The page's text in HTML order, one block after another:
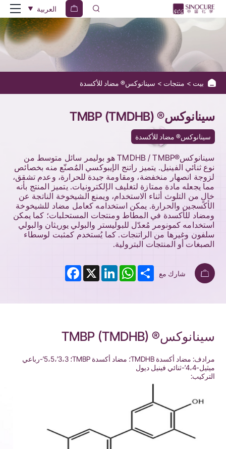
Sinanox®
TMBP
TMDHB
)
العربية
بيت منتجات سينانوكس® مضاد للأكسدة
سينانوكس® TMBP (TMDHB)
سينانوكس® مضاد للأكسدة
سينانوكس®TMDHB / TMBP هو بوليمر سائل متوسط من
نوع ثنائي الفينيل. يتميز راتنج الإيبوكسي المُصنّع منه بخصائص
لزوجة انصهار منخفضة، ومقاومة جيدة للحرارة، وعدم تشقق،
مما يجعله مادة ممتازة لتغليف الإلكترونيات. يتميز المنتج بأنه
خالٍ من التلوث أثناء الاستخدام، ويمنع الشيخوخة الناتجة عن
الأكسجين والحرارة. يمكن استخدامه كعامل مضاد للشيخوخة
ومضاد للأكسدة في المطاط ومنتجات المستحلبات؛ كما يمكن
استخدامه كمونومر مُعدّل للبوليستر والبولي يوريثان والبولي
سلفون وغيرها من الراتنجات. كما يُستخدم كمثبت لوسطاء
الصبغات أو المنتجات البترولية.
شارك مع Facebook X
LinkedIn
WhatsAppShare
سينانوكس® TMBP (TMDHB)
مرادف: مضاد أكسدة TMDHB؛ مضاد أكسدة TMBP؛ 3،3′،5،5′-رباعي
ميثيل-4،4′-ثنائي فينيل ديول
التركيب: